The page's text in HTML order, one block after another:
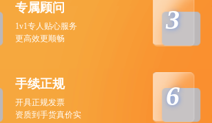
专属顾问
1v1专人贴心服务
更高效更顺畅
3
手续正规
开具正规发票
资质到手货真价实
6